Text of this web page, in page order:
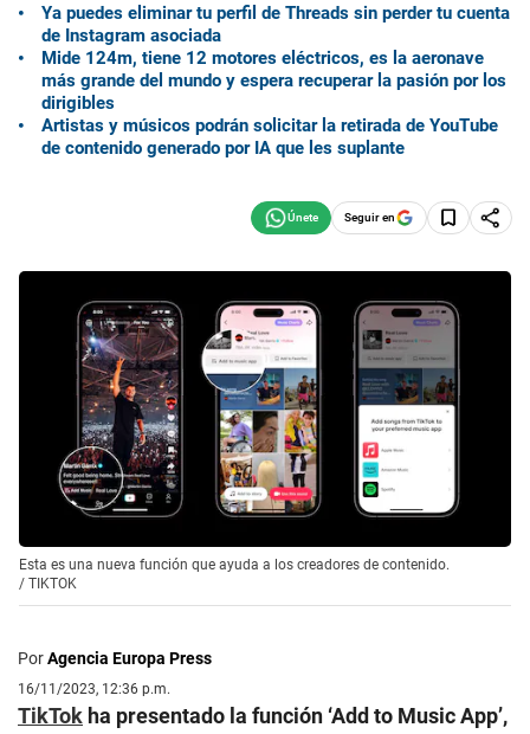
Ya puedes eliminar tu perfil de Threads sin perder tu cuenta
de Instagram asociada
Mide 124m, tiene 12 motores eléctricos, es la aeronave
más grande del mundo y espera recuperar la pasión por los
dirigibles
Artistas y músicos podrán solicitar la retirada de YouTube
de contenido generado por IA que les suplante
Seguir en
Esta es una nueva función que ayuda a los creadores de contenido.
/ TIKTOK
PorAgencia Europa Press
16/11/2023, 12:36 p.m.
TikTok ha presentado la función ‘Add to Music App’,